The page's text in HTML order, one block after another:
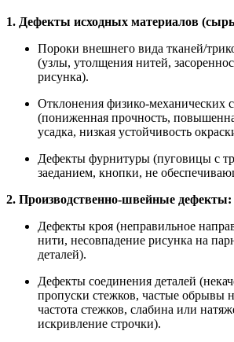
1. Дефекты исходных материалов
Пороки внешнего вида тканей/
(узлы, утолщения нитей,
рисунка).
Отклонения физико-механических
(пониженная прочность,
усадка, низкая устойчивость
Дефекты фурнитуры (пуговицы с
заеданием, кнопки, не
2. Производственно-швейные дефекты:
Дефекты кроя (неправильное
нити, несовпадение рисунка на
деталей).
Дефекты соединения деталей
пропуски стежков, частые обрывы
частота стежков, слабина или
искривление строчки).